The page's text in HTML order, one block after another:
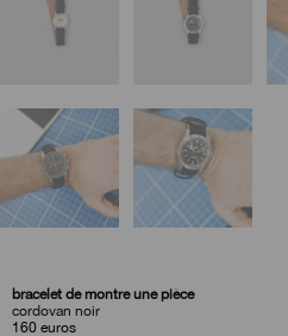
bracelet de montre une pièce
cordovan noir
160 euros